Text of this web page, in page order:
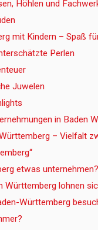
Höhlen und
mit Kindern – Spaß
Perlen
Juwelen
in Baden
– Vielfalt
etwas unternehmen?
Württemberg lohnen
Württemberg